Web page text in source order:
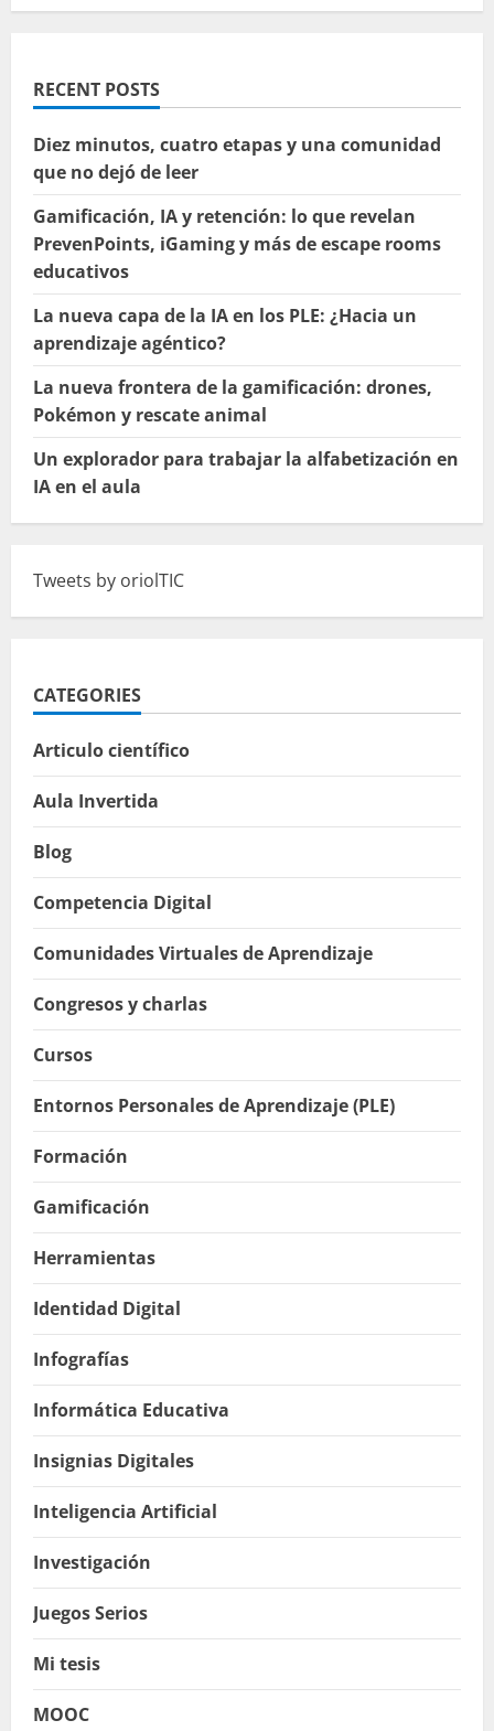
RECENT POSTS
Diez minutos, cuatro etapas y una comunidad
que no dejó de leer
Gamificación, IA y retención: lo que revelan
PrevenPoints, iGaming y más de escape rooms
educativos
La nueva capa de la IA en los PLE: ¿Hacia un
aprendizaje agéntico?
La nueva frontera de la gamificación: drones,
Pokémon y rescate animal
Un explorador para trabajar la alfabetización en
IA en el aula
Tweets by oriolTIC
CATEGORIES
Articulo científico
Aula Invertida
Blog
Competencia Digital
Comunidades Virtuales de Aprendizaje
Congresos y charlas
Cursos
Entornos Personales de Aprendizaje (PLE)
Formación
Gamificación
Herramientas
Identidad Digital
Infografías
Informática Educativa
Insignias Digitales
Inteligencia Artificial
Investigación
Juegos Serios
Mi tesis
MOOC